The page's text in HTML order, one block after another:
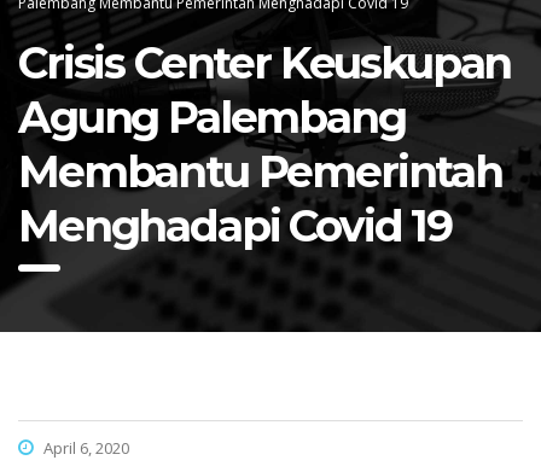
Crisis Center Keuskupan
Agung Palembang
Membantu Pemerintah
Menghadapi Covid 19
April 6, 2020